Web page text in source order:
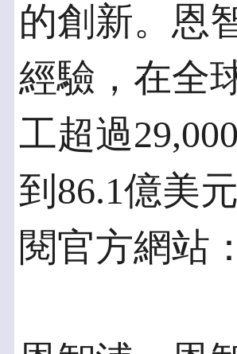
的創新。恩
經驗，在全
工超過
到86.1億美
閱官方網站